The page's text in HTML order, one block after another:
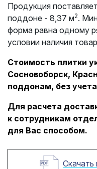
Продукция
поддоне - 8,37 м2.
форма равна одному
условии наличия
Стоимость плитки
Сосновоборск,
поддонам, без
Для расчета
к сотрудникам
для Вас способом.
Скачать